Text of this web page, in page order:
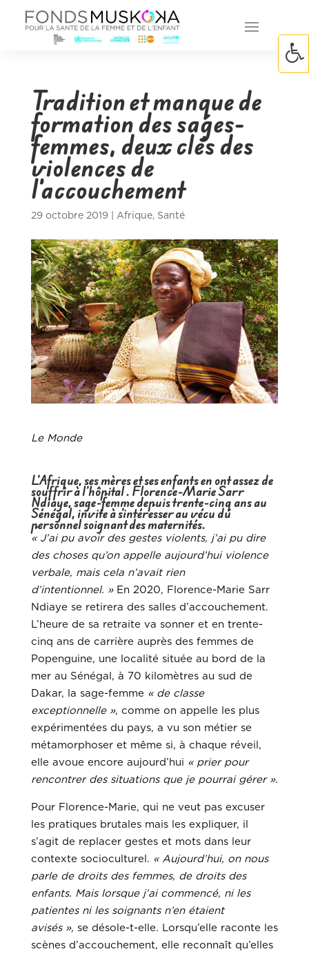
Tradition et manque de
formation des sages-
femmes, deux clés des
violences de
l’accouchement
29 octobre 2019| Afrique, Santé
Le Monde
L’Afrique, ses mères et ses enfants en ont assez de
souffrir à l’hôpital . Florence-Marie Sarr
Ndiaye, sage-femme depuis trente-cinq ans au
Sénégal, invite à s’intéresser au vécu du
personnel soignant des maternités.
« J’ai pu avoir des gestes violents, j’ai pu dire
des choses qu’on appelle aujourd’hui violence
verbale, mais cela n’avait rien
d’intentionnel. »En 2020, Florence-Marie Sarr
Ndiaye se retirera des salles d’accouchement.
L’heure de sa retraite va sonner et en trente-
cinq ans de carrière auprès des femmes de
Popenguine, une localité située au bord de la
mer au Sénégal, à 70 kilomètres au sud de
Dakar, la sage-femme « de classe
exceptionnelle », comme on appelle les plus
expérimentées du pays, a vu son métier se
métamorphoser et même si, à chaque réveil,
elle avoue encore aujourd’hui « prier pour
rencontrer des situations que je pourrai gérer ».
Pour Florence-Marie, qui ne veut pas excuser
les pratiques brutales mais les expliquer, il
s’agit de replacer gestes et mots dans leur
contexte socioculturel. « Aujourd’hui, on nous
parle de droits des femmes, de droits des
enfants. Mais lorsque j’ai commencé, ni les
patientes ni les soignants n’en étaient
avisés », se désole-t-elle. Lorsqu’elle raconte les
scènes d’accouchement, elle reconnaît qu’elles